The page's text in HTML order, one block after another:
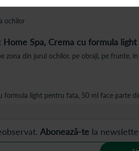
ochilor
Home Spa, Crema cu formula
zona din jurul ochilor, pe obraji, pe frunte,
formula light pentru fata, 50 ml face parte
Abonează-te la